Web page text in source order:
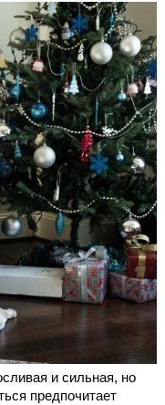
и сильная, но
предпочитает